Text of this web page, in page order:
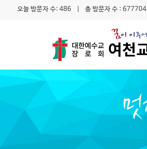
오늘 방문자 수: 486 | 총 방문자 수 : 677704